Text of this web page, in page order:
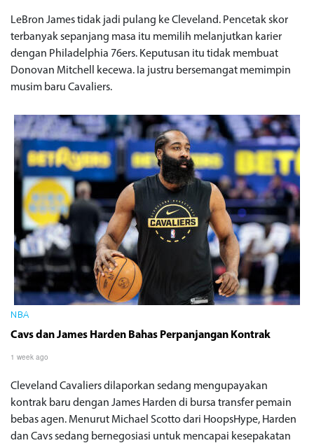
LeBron James tidak jadi pulang ke Cleveland. Pencetak skor
terbanyak sepanjang masa itu memilih melanjutkan karier
dengan Philadelphia 76ers. Keputusan itu tidak membuat
Donovan Mitchell kecewa. Ia justru bersemangat memimpin
musim baru Cavaliers.
NBA
Cavs dan James Harden Bahas Perpanjangan Kontrak
1 week ago
Cleveland Cavaliers dilaporkan sedang mengupayakan
kontrak baru dengan James Harden di bursa transfer pemain
bebas agen. Menurut Michael Scotto dari HoopsHype, Harden
dan Cavs sedang bernegosiasi untuk mencapai kesepakatan